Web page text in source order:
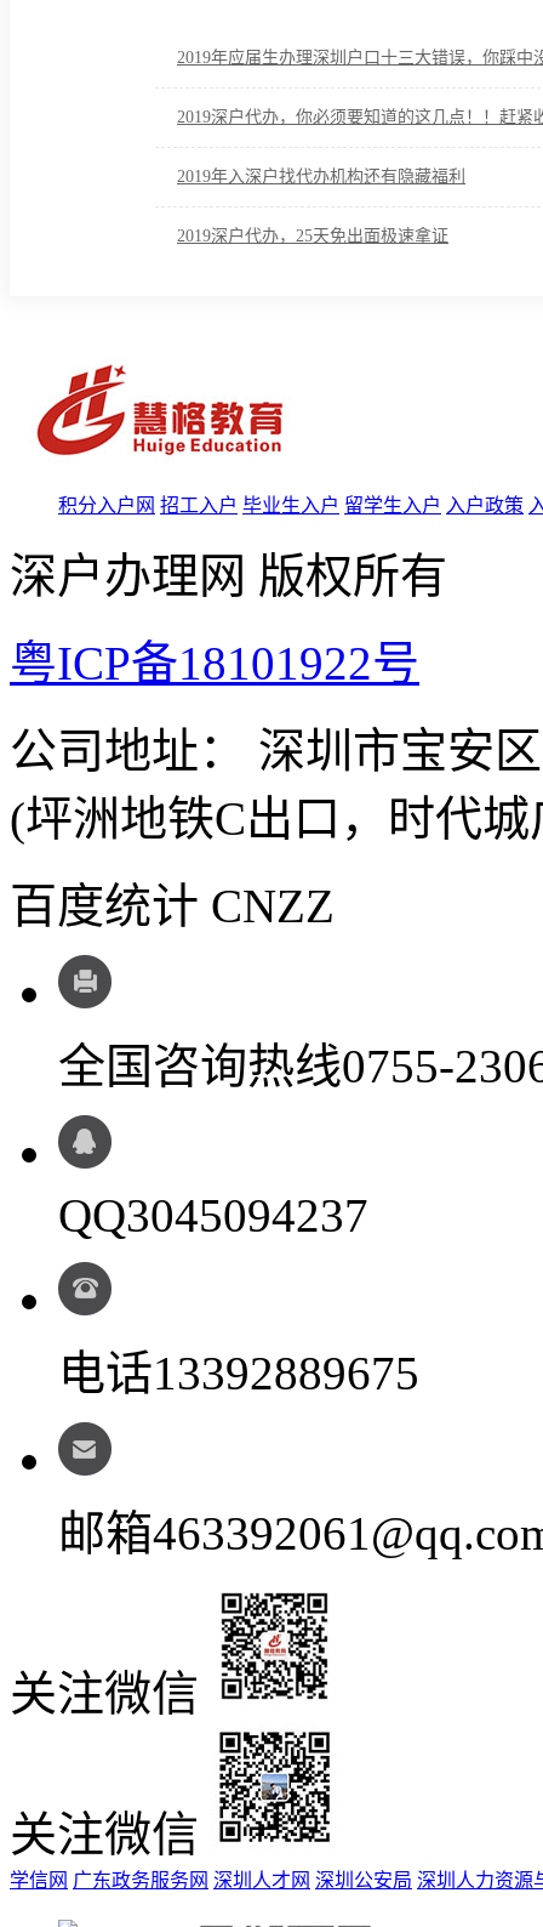
2019年应届生办理深圳户口十三大错误，你踩中
2019深户代办，你必须要知道的这几点！！赶紧
2019年入深户找代办机构还有隐藏福利
2019深户代办，25天免出面极速拿证
积分入户网 招工入户 毕业生入户 留学生入户 入户政策
深户办理网 版权所有
粤ICP备18101922号
公司地址： 深圳市宝安
(坪洲地铁C出口，时代
百度统计 CNZZ
全国咨询热线0755-
QQ3045094237
电话13392889675
邮箱
关注微信
关注微信
学信网 广东政务服务网 深圳人才网 深圳公安局 深圳人力资源